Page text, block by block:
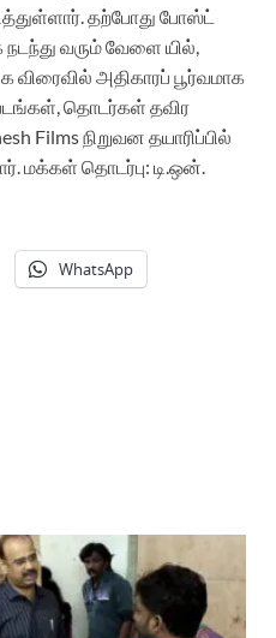
தற்போது போஸ்ட்
வரும் வேளை யில்,
விரைவில் அதிகாரப் பூர்வமாக
தொடர்கள் தவிர
Films நிறுவன தயாரிப்பில்
மக்கள் தொடர்பு: டி.ஒன்.
WhatsApp